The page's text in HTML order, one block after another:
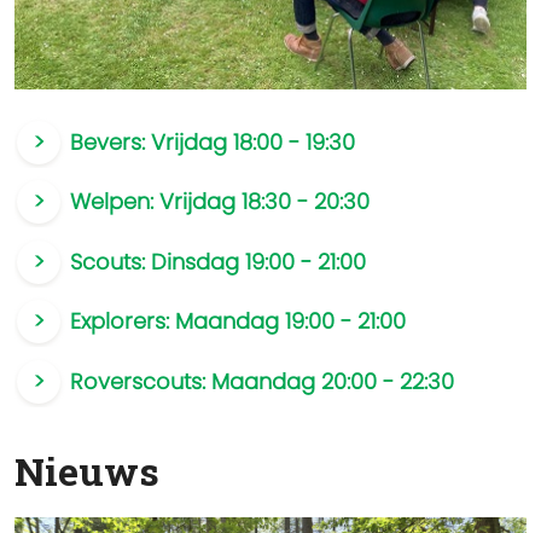
Bevers: Vrijdag 18:00 - 19:30
Welpen: Vrijdag 18:30 - 20:30
Scouts: Dinsdag 19:00 - 21:00
Explorers: Maandag 19:00 - 21:00
Roverscouts: Maandag 20:00 - 22:30
Nieuws